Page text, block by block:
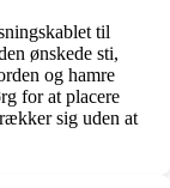
til
ønskede sti,
og hamre
for at placere
sig uden at